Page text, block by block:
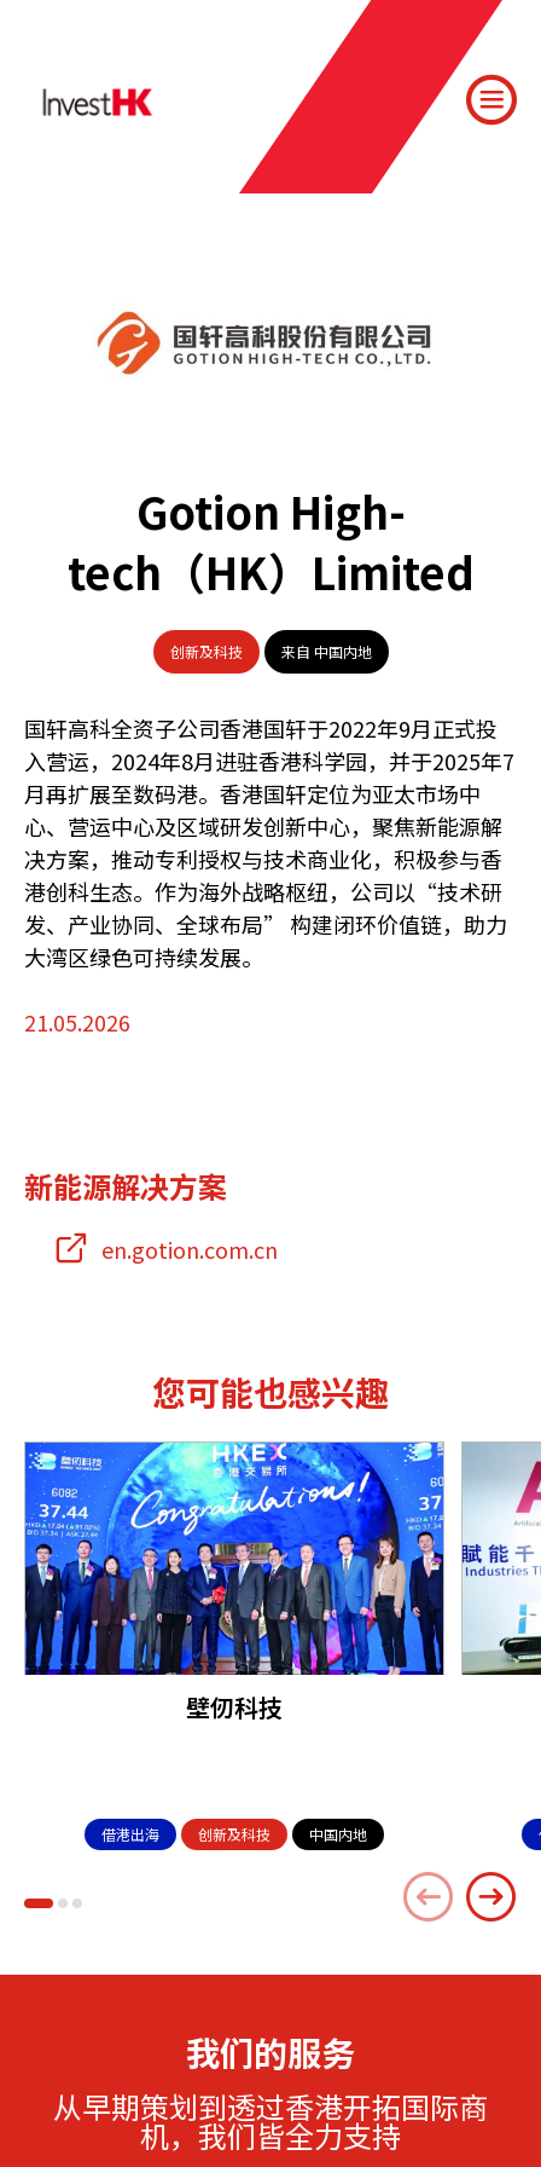
Gotion High-
tech（HK）Limited
创新及科技 来自 中国内地
国轩高科全资子公司香港国轩于2022年9月正式投
入营运，2024年8月进驻香港科学园，并于2025年7
月再扩展至数码港。香港国轩定位为亚太市场中
心、营运中心及区域研发创新中心，聚焦新能源解
决方案，推动专利授权与技术商业化，积极参与香
港创科生态。作为海外战略枢纽，公司以“技术研
发、产业协同、全球布局” 构建闭环价值链，助力
大湾区绿色可持续发展。
21.05.2026
新能源解决方案
en.gotion.com.cn
您可能也感兴趣
壁仞科技
借港出海 创新及科技 中国内地
我们的服务
从早期策划到透过香港开拓国际商
机，我们皆全力支持